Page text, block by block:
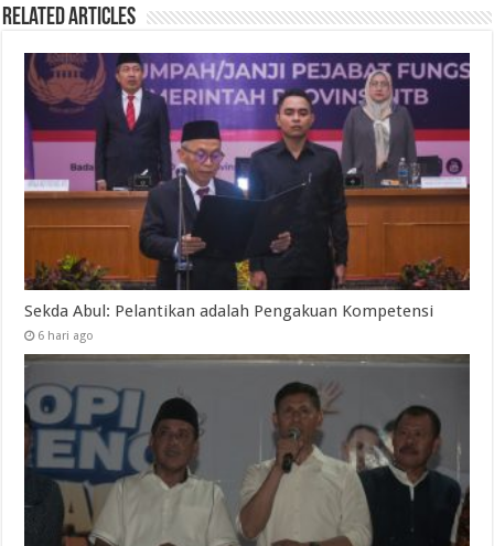
Related Articles
Sekda Abul: Pelantikan adalah Pengakuan Kompetensi
6 hari ago